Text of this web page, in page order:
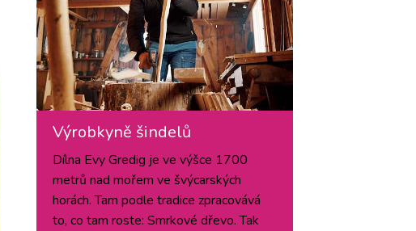
Výrobkyně šindelů
Dílna Evy Gredig je ve výšce 1700
metrů nad mořem ve švýcarských
horách. Tam podle tradice zpracovává
to, co tam roste: Smrkové dřevo. Tak